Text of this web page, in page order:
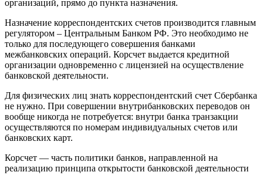
организаций, прямо до пункта назначения.
Назначение корреспондентских счетов производится главным
регулятором – Центральным Банком РФ. Это необходимо не
только для последующего совершения банками
межбанковских операций. Корсчет выдается кредитной
организации одновременно с лицензией на осуществление
банковской деятельности.
Для физических лиц знать корреспондентский счет Сбербанка
не нужно. При совершении внутрибанковских переводов он
вообще никогда не потребуется: внутри банка транзакции
осуществляются по номерам индивидуальных счетов или
банковских карт.
Корсчет — часть политики банков, направленной на
реализацию принципа открытости банковской деятельности